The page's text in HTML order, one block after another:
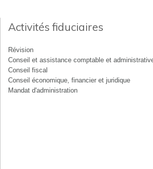
Activités fiduciaires
Révision
Conseil et assistance comptable et
Conseil fiscal
Conseil économique, financier et juridique
Mandat d'administration